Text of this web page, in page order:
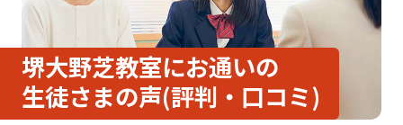
ご入塾のながれ
生徒さま・保護者さまの声
堺大野芝教室にお通いの
生徒さまの声(評判・口コミ)